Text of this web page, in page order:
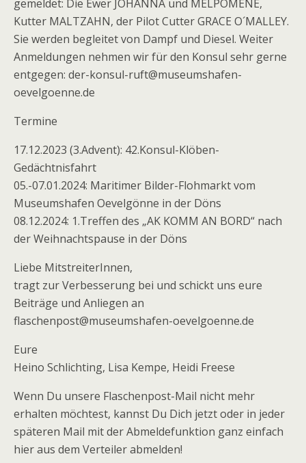
gemeldet: Die Ewer JOHANNA und MELPOMENE,
Kutter MALTZAHN, der Pilot Cutter GRACE O´MALLEY.
Sie werden begleitet von Dampf und Diesel. Weiter
Anmeldungen nehmen wir für den Konsul sehr gerne
entgegen: der-konsul-ruft@museumshafen-
oevelgoenne.de
Termine
17.12.2023 (3.Advent): 42.Konsul-Klöben-
Gedächtnisfahrt
05.-07.01.2024: Maritimer Bilder-Flohmarkt vom
Museumshafen Oevelgönne in der Döns
08.12.2024: 1.Treffen des „AK KOMM AN BORD“ nach
der Weihnachtspause in der Döns
Liebe MitstreiterInnen,
tragt zur Verbesserung bei und schickt uns eure
Beiträge und Anliegen an
flaschenpost@museumshafen-oevelgoenne.de
Eure
Heino Schlichting, Lisa Kempe, Heidi Freese
Wenn Du unsere Flaschenpost-Mail nicht mehr
erhalten möchtest, kannst Du Dich jetzt oder in jeder
späteren Mail mit der Abmeldefunktion ganz einfach
hier aus dem Verteiler abmelden!